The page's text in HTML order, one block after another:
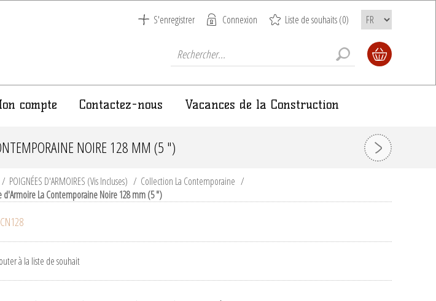
S'enregistrer Connexion Liste de souhaits(0)
compte Contactez-nous Vacances de la Construction
NOIRE 128 MM (5 ")
/ POIGNÉES D'ARMOIRES (Vis Incluses) / Collection La Contemporaine /
d'Armoire La Contemporaine Noire 128 mm (5 ")
à la liste de souhait